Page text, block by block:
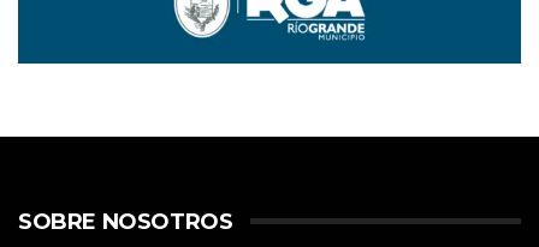
SOBRE NOSOTROS